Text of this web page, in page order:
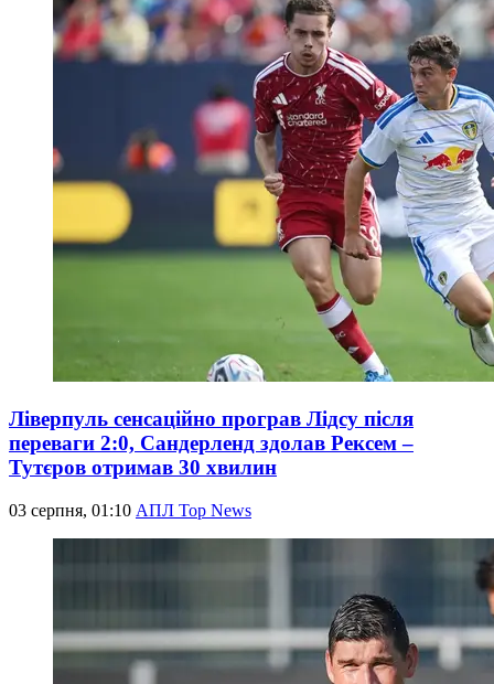
Ліверпуль сенсаційно програв Лідсу після
переваги 2:0, Сандерленд здолав Рексем –
Тутєров отримав 30 хвилин
03 серпня, 01:10 АПЛ Top News